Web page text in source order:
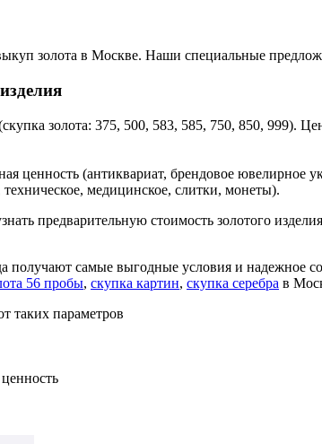
золота в Москве. Наши специальные
золота: 375, 500, 583, 585, 750, 850, 999).
ценность (антиквариат, брендовое ювелирное
медицинское, слитки, монеты).
предварительную стоимость золотого
получают самые выгодные условия и надежное
56 пробы, скупка картин, скупка серебра в
таких параметров